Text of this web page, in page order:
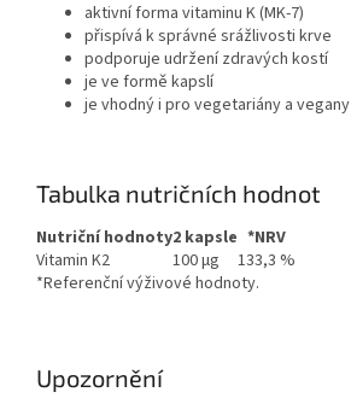
aktivní forma vitaminu K (MK-7)
přispívá k správné srážlivosti krve
podporuje udržení zdravých kostí
je ve formě kapslí
je vhodný i pro vegetariány a vegany
Tabulka nutričních hodnot
Nutriční hodnoty2 kapsle *NRV
Vitamin K2
100 μg
133,3 %
*Referenční výživové hodnoty.
Upozornění